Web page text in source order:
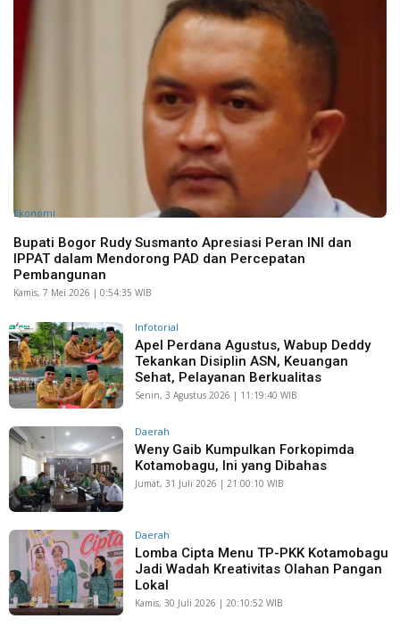
Ekonomi
Bupati Bogor Rudy Susmanto Apresiasi Peran INI dan
IPPAT dalam Mendorong PAD dan Percepatan
Pembangunan
Kamis, 7 Mei 2026 | 0:54:35 WIB
Infotorial
Apel Perdana Agustus, Wabup Deddy
Tekankan Disiplin ASN, Keuangan
Sehat, Pelayanan Berkualitas
Senin, 3 Agustus 2026 | 11:19:40 WIB
Daerah
Weny Gaib Kumpulkan Forkopimda
Kotamobagu, Ini yang Dibahas
Jumat, 31 Juli 2026 | 21:00:10 WIB
Daerah
Lomba Cipta Menu TP-PKK Kotamobagu
Jadi Wadah Kreativitas Olahan Pangan
Lokal
Kamis, 30 Juli 2026 | 20:10:52 WIB